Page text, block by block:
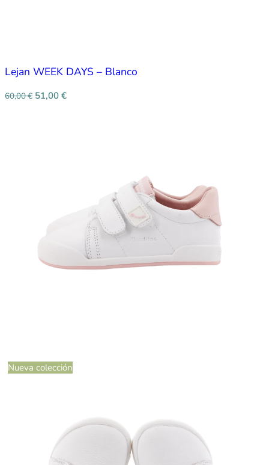
Lejan WEEK DAYS – Blanco
60,00€ 51,00 €
Nueva colección